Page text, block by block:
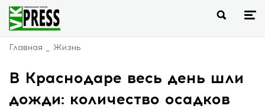
Главная Жизнь
В Краснодаре весь день шли
дожди: количество осадков